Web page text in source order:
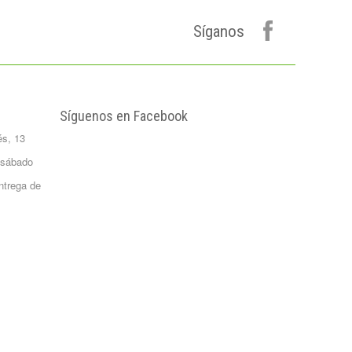
kgrs...
1,50 €
FORMATO:
GARRAFA...
Síganos
13
de
Síguenos en Facebook